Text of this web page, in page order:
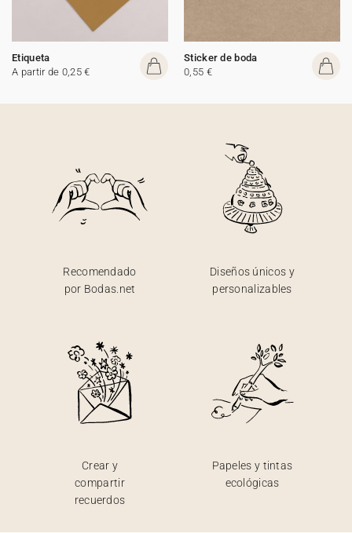
Etiqueta
A partir de 0,25 €
Sticker de boda
0,55 €
Recomendado
por Bodas.net
Diseños únicos y
personalizables
Crear y
compartir
recuerdos
Papeles y tintas
ecológicas